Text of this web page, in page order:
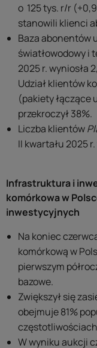
o 125 tys. r/r
stanowili klienci
Baza abonentów
światłowodowy i
2025 r. wyniosła
Udział klientów
(pakiety łączące
przekroczył 38%.
Liczba klientów
II kwartału 2025
Infrastruktura i
komórkowa w
inwestycyjnych
Na koniec
komórkową w
pierwszym
bazowe.
Zwiększył się
obejmuje 81%
W wyniku aukcji